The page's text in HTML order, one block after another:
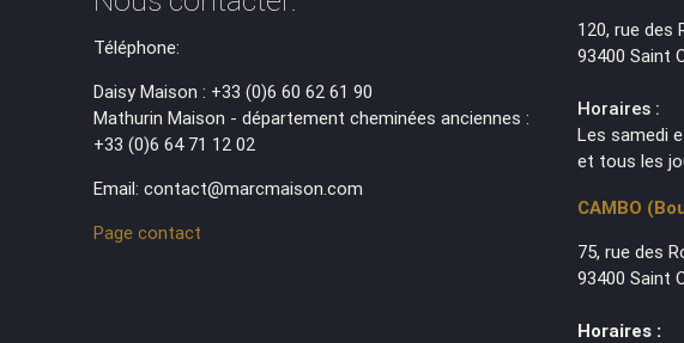
Téléphone:
Daisy Maison : +33 (0)6 60 62 61 90
Mathurin Maison - département cheminées anciennes :
+33 (0)6 64 71 12 02
Email: contact@marcmaison.com
Page contact
120, rue des
93400 Saint
Horaires :
Les samedi
et tous les
CAMBO
75, rue des
93400 Saint
Horaires :